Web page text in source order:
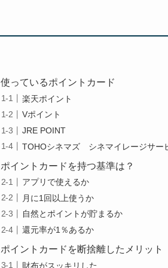
使っているポイントカード
楽天ポイント
Vポイント
JRE POINT
TOHOシネマズ シネマイレージサー
ポイントカードを持つ基準は？
アプリで使えるか
月に1回以上使うか
自然とポイントが貯まるか
還元率が1％あるか
ポイントカードを断捨離したメリット
財布がスッキリした